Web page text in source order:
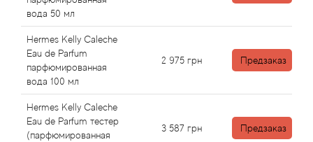
вода 50 мл
Hermes Kelly Caleche
Eau de Parfum
парфюмированная
вода 100 мл
2 975 грн Предзаказ
Hermes Kelly Caleche
Eau de Parfum тестер
(парфюмированная
3 587 грн Предзаказ
Amouage
Amouroud
Andre L'Arom
Angel Schlesser